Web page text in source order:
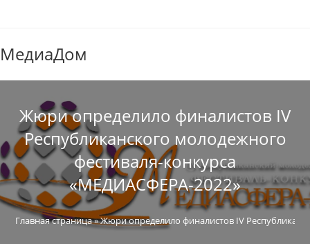
МедиаДом
Жюри определило финалистов IV
Республиканского молодежного
фестиваля-конкурса
«МЕДИАСФЕРА-2022»
Главная страница»Жюри определило финалистов IV